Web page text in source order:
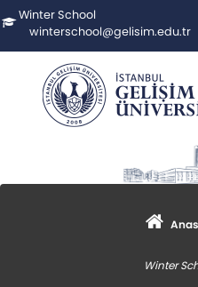
Winter School
winterschool@gelisim.edu.tr
Winter